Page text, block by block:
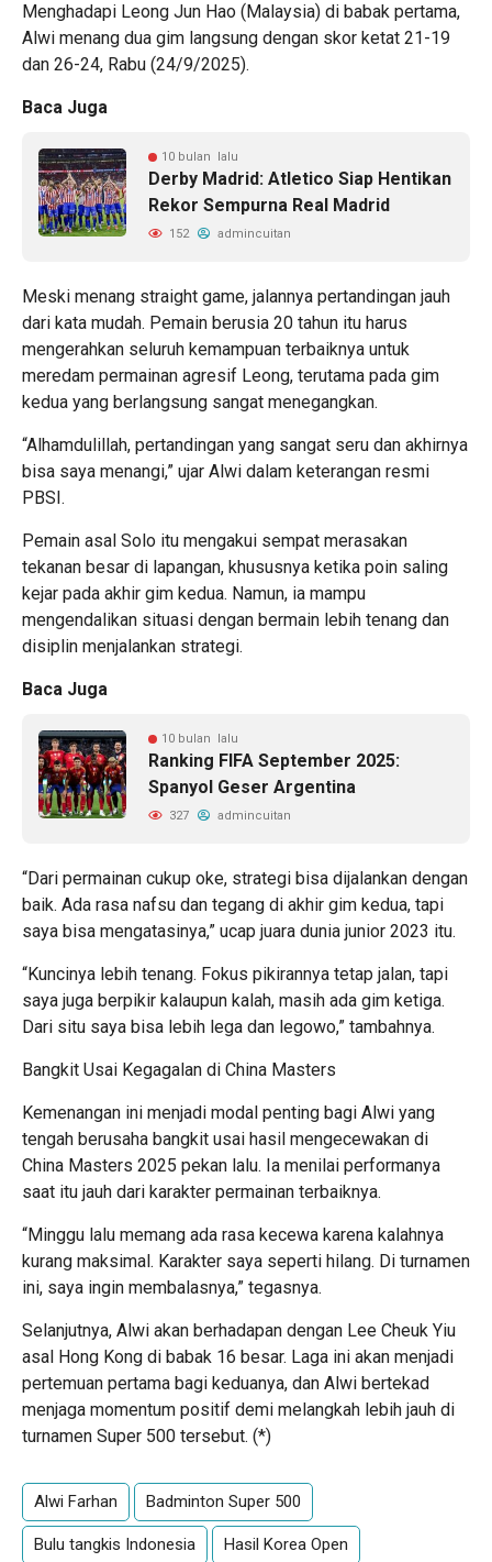
Menghadapi Leong Jun Hao (Malaysia) di babak pertama,
Alwi menang dua gim langsung dengan skor ketat 21-19
dan 26-24, Rabu (24/9/2025).
Baca Juga
10 bulan lalu
Derby Madrid: Atletico Siap Hentikan
Rekor Sempurna Real Madrid
152 admincuitan
Meski menang straight game, jalannya pertandingan jauh
dari kata mudah. Pemain berusia 20 tahun itu harus
mengerahkan seluruh kemampuan terbaiknya untuk
meredam permainan agresif Leong, terutama pada gim
kedua yang berlangsung sangat menegangkan.
“Alhamdulillah, pertandingan yang sangat seru dan akhirnya
bisa saya menangi,” ujar Alwi dalam keterangan resmi
PBSI.
Pemain asal Solo itu mengakui sempat merasakan
tekanan besar di lapangan, khususnya ketika poin saling
kejar pada akhir gim kedua. Namun, ia mampu
mengendalikan situasi dengan bermain lebih tenang dan
disiplin menjalankan strategi.
Baca Juga
10 bulan lalu
Ranking FIFA September 2025:
Spanyol Geser Argentina
327 admincuitan
“Dari permainan cukup oke, strategi bisa dijalankan dengan
baik. Ada rasa nafsu dan tegang di akhir gim kedua, tapi
saya bisa mengatasinya,” ucap juara dunia junior 2023 itu.
“Kuncinya lebih tenang. Fokus pikirannya tetap jalan, tapi
saya juga berpikir kalaupun kalah, masih ada gim ketiga.
Dari situ saya bisa lebih lega dan legowo,” tambahnya.
Bangkit Usai Kegagalan di China Masters
Kemenangan ini menjadi modal penting bagi Alwi yang
tengah berusaha bangkit usai hasil mengecewakan di
China Masters 2025 pekan lalu. Ia menilai performanya
saat itu jauh dari karakter permainan terbaiknya.
“Minggu lalu memang ada rasa kecewa karena kalahnya
kurang maksimal. Karakter saya seperti hilang. Di turnamen
ini, saya ingin membalasnya,” tegasnya.
Selanjutnya, Alwi akan berhadapan dengan Lee Cheuk Yiu
asal Hong Kong di babak 16 besar. Laga ini akan menjadi
pertemuan pertama bagi keduanya, dan Alwi bertekad
menjaga momentum positif demi melangkah lebih jauh di
turnamen Super 500 tersebut. (*)
Alwi Farhan Badminton Super 500
Bulu tangkis Indonesia Hasil Korea Open